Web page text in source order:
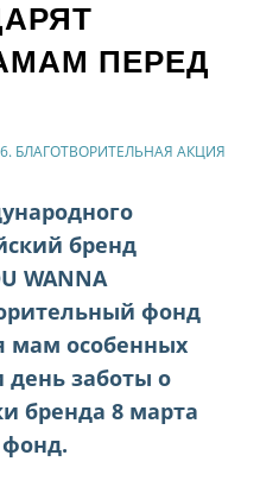
ПЕРЕД
БЛАГОТВОРИТЕЛЬНАЯ АКЦИЯ
бренд
WANNA
фонд
мам особенных
день заботы о
бренда 8 марта